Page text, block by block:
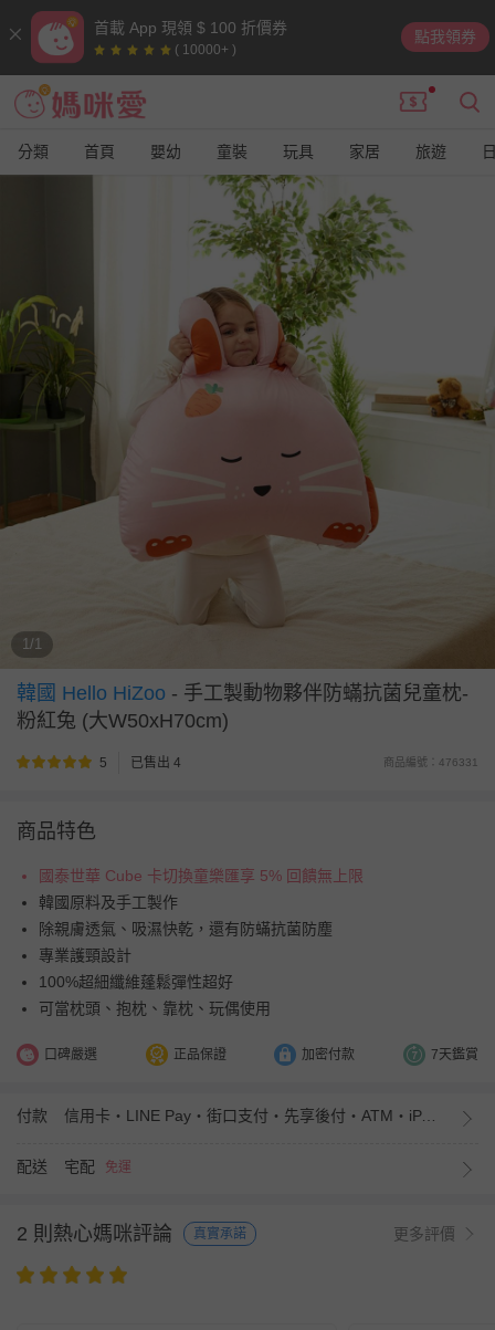
首載 App 現領 $ 100 折價券
( 10000+ )
點我領券
分類 首頁 嬰幼 童裝 玩具 家居 旅遊
1/1
韓國 Hello HiZoo - 手工製動物夥伴防蟎抗菌兒童枕-
粉紅兔 (大W50xH70cm)
5 已售出 4 商品編號：476331
商品特色
國泰世華 Cube 卡切換童樂匯享 5% 回饋無上限
韓國原料及手工製作
除親膚透氣、吸濕快乾，還有防蟎抗菌防塵
專業護頸設計
100%超細纖維蓬鬆彈性超好
可當枕頭、抱枕、靠枕、玩偶使用
口碑嚴選 正品保證 加密付款 7天鑑賞
付款 信用卡・LINE Pay・街口支付・先享後付・ATM・iPASS MONEY
配送 宅配 免運
2 則熱心媽咪評論 真實承諾 更多評價